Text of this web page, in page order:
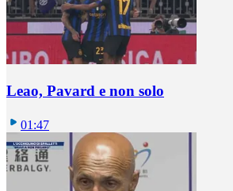
Leao, Pavard e non solo
01:47